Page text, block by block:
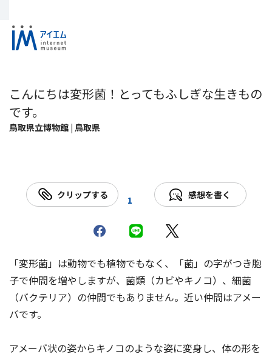
こんにちは変形菌！とってもふしぎな生きもの
です。
鳥取県立博物館 | 鳥取県
クリップする 1 感想を書く
「変形菌」は動物でも植物でもなく、「菌」の字がつき胞
子で仲間を増やしますが、菌類（カビやキノコ）、細菌
（バクテリア）の仲間でもありません。近い仲間はアメー
バです。
アメーバ状の姿からキノコのような姿に変身し、体の形を